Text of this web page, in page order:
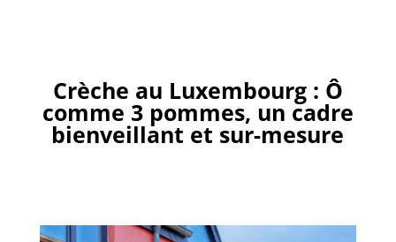
Crèche au Luxembourg : Ô
comme 3 pommes, un cadre
bienveillant et sur-mesure